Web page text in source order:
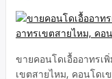
ขายคอนโดเอื้ออาทรเ
เขตสายไหม, คอนโดเ